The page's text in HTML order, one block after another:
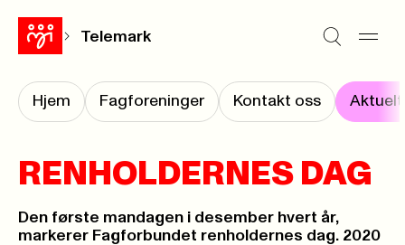
Telemark
Hjem Fagforeninger Kontakt oss Aktuelt
RENHOLDERNES DAG
Den første mandagen i desember hvert år,
markerer Fagforbundet renholdernes dag. 2020